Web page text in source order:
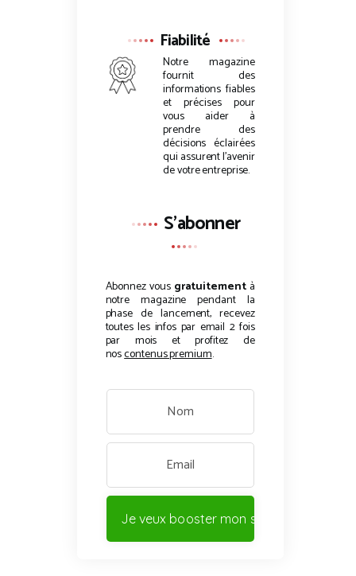
Fiabilité
Notre magazine
fournit des
informations fiables
et précises pour
vous aider à
prendre des
décisions éclairées
qui assurent l’avenir
de votre entreprise.
S'abonner
Abonnez vous gratuitementà
notre magazine pendant la
phase de lancement, recevez
toutes les infos par email 2 fois
par mois et profitez de
noscontenus premium.
Je veux booster mon site !